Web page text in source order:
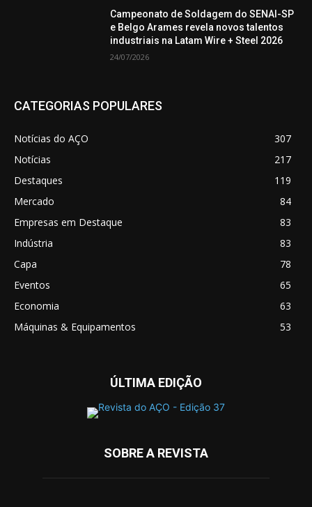
Campeonato de Soldagem do SENAI-SP
e Belgo Arames revela novos talentos
industriais na Latam Wire + Steel 2026
24/07/2026
CATEGORIAS POPULARES
Notícias do AÇO
307
Notícias
217
Destaques
119
Mercado
84
Empresas em Destaque
83
Indústria
83
Capa
78
Eventos
65
Economia
63
Máquinas & Equipamentos
53
ÚLTIMA EDIÇÃO
SOBRE A REVISTA